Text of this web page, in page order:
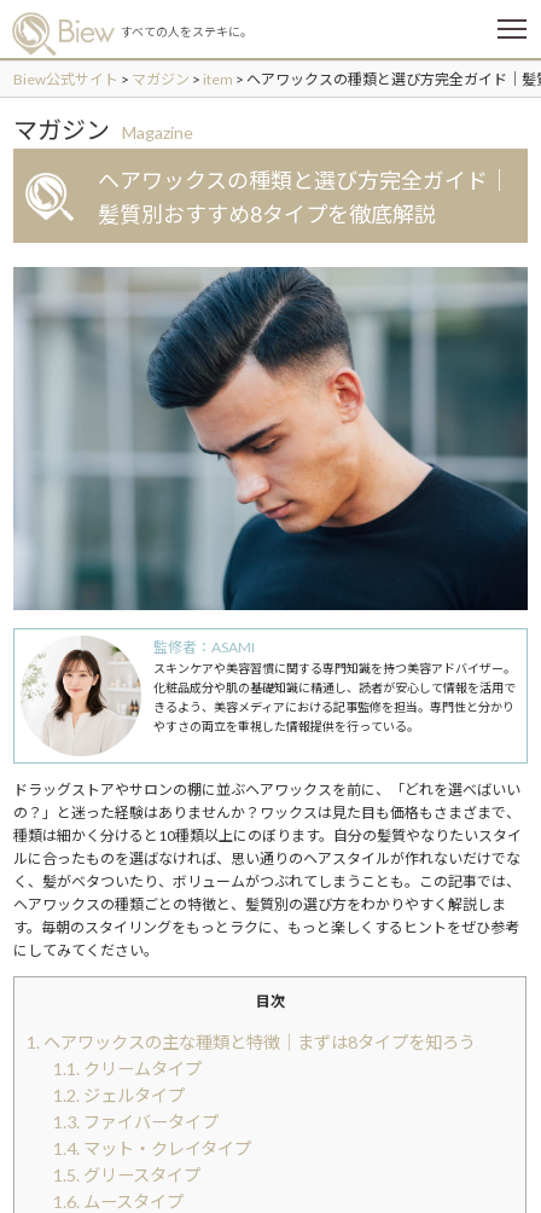
すべての人をステキに。
メ
ュ
ー
Biew公式サイト > マガジン > item > ヘアワックスの種類と選び方完全ガイド｜
マガジン Magazine
ヘアワックスの種類と選び方完全ガイド｜
髪質別おすすめ8タイプを徹底解説
監修者：ASAMI
スキンケアや美容習慣に関する専門知識を持つ美容アドバイザー。
化粧品成分や肌の基礎知識に精通し、読者が安心して情報を活用で
きるよう、美容メディアにおける記事監修を担当。専門性と分かり
やすさの両立を重視した情報提供を行っている。
ドラッグストアやサロンの棚に並ぶヘアワックスを前に、「どれを選べばいい
の？」と迷った経験はありませんか？ワックスは見た目も価格もさまざまで、
種類は細かく分けると10種類以上にのぼります。自分の髪質やなりたいスタイ
ルに合ったものを選ばなければ、思い通りのヘアスタイルが作れないだけでな
く、髪がベタついたり、ボリュームがつぶれてしまうことも。この記事では、
ヘアワックスの種類ごとの特徴と、髪質別の選び方をわかりやすく解説しま
す。毎朝のスタイリングをもっとラクに、もっと楽しくするヒントをぜひ参考
にしてみてください。
目次
1. ヘアワックスの主な種類と特徴｜まずは8タイプを知ろう
1.1. クリームタイプ
1.2. ジェルタイプ
1.3. ファイバータイプ
1.4. マット・クレイタイプ
1.5. グリースタイプ
1.6. ムースタイプ